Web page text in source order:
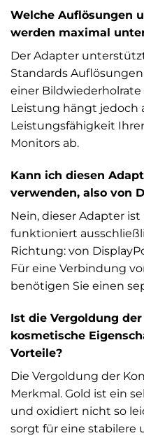
Welche Auflösungen
werden maximal
Der Adapter
Standards Auflösungen
einer Bildwiederholrate
Leistung hängt jedoch
Leistungsfähigkeit
Monitors ab.
Kann ich diesen
verwenden, also von
Nein, dieser Adapter
funktioniert
Richtung: von
Für eine Verbindung
benötigen Sie einen
Ist die Vergoldung
kosmetische
Vorteile?
Die Vergoldung der
Merkmal. Gold ist ein
und oxidiert nicht so
sorgt für eine stabilere